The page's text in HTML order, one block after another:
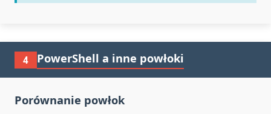
4 PowerShell a inne powłoki
Porównanie powłok